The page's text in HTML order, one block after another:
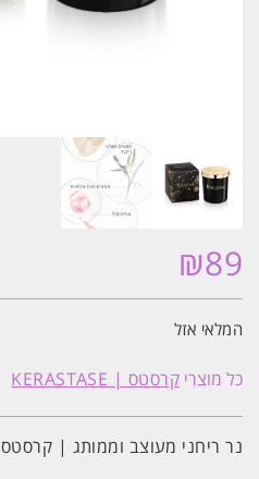
₪89
המלאי אזל
כל מוצרי קרסטס | KERASTASE
נר ריחני מעוצב וממותג | קרסטס KERASTASE